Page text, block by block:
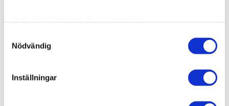
kan ha en noggrannhet på upp till flera meter
Ta reda på mer om hur dina personliga uppgifter
Nödvändig
Inställningar